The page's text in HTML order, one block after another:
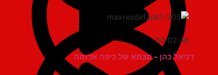
00:02:48
דניאל כהן – סבתא של כיפה אדומה